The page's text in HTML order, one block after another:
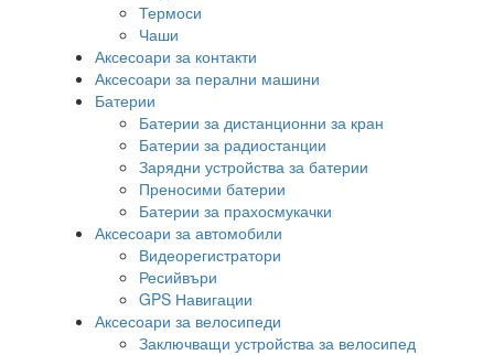
Термоси
Чаши
Аксесоари за контакти
Аксесоари за перални машини
Батерии
Батерии за дистанционни за кран
Батерии за радиостанции
Зарядни устройства за батерии
Преносими батерии
Батерии за прахосмукачки
Аксесоари за автомобили
Видеорегистратори
Ресийвъри
GPS Навигации
Аксесоари за велосипеди
Заключващи устройства за велосипед